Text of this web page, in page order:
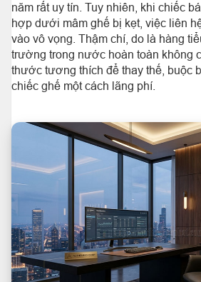
năm rất uy tín. Tuy nhiên, khi chiếc
hợp dưới mâm ghế bị kẹt, việc liên
vào vô vọng. Thậm chí, do là hàng
trường trong nước hoàn toàn không
thước tương thích để thay thế, buộc
chiếc ghế một cách lãng phí.